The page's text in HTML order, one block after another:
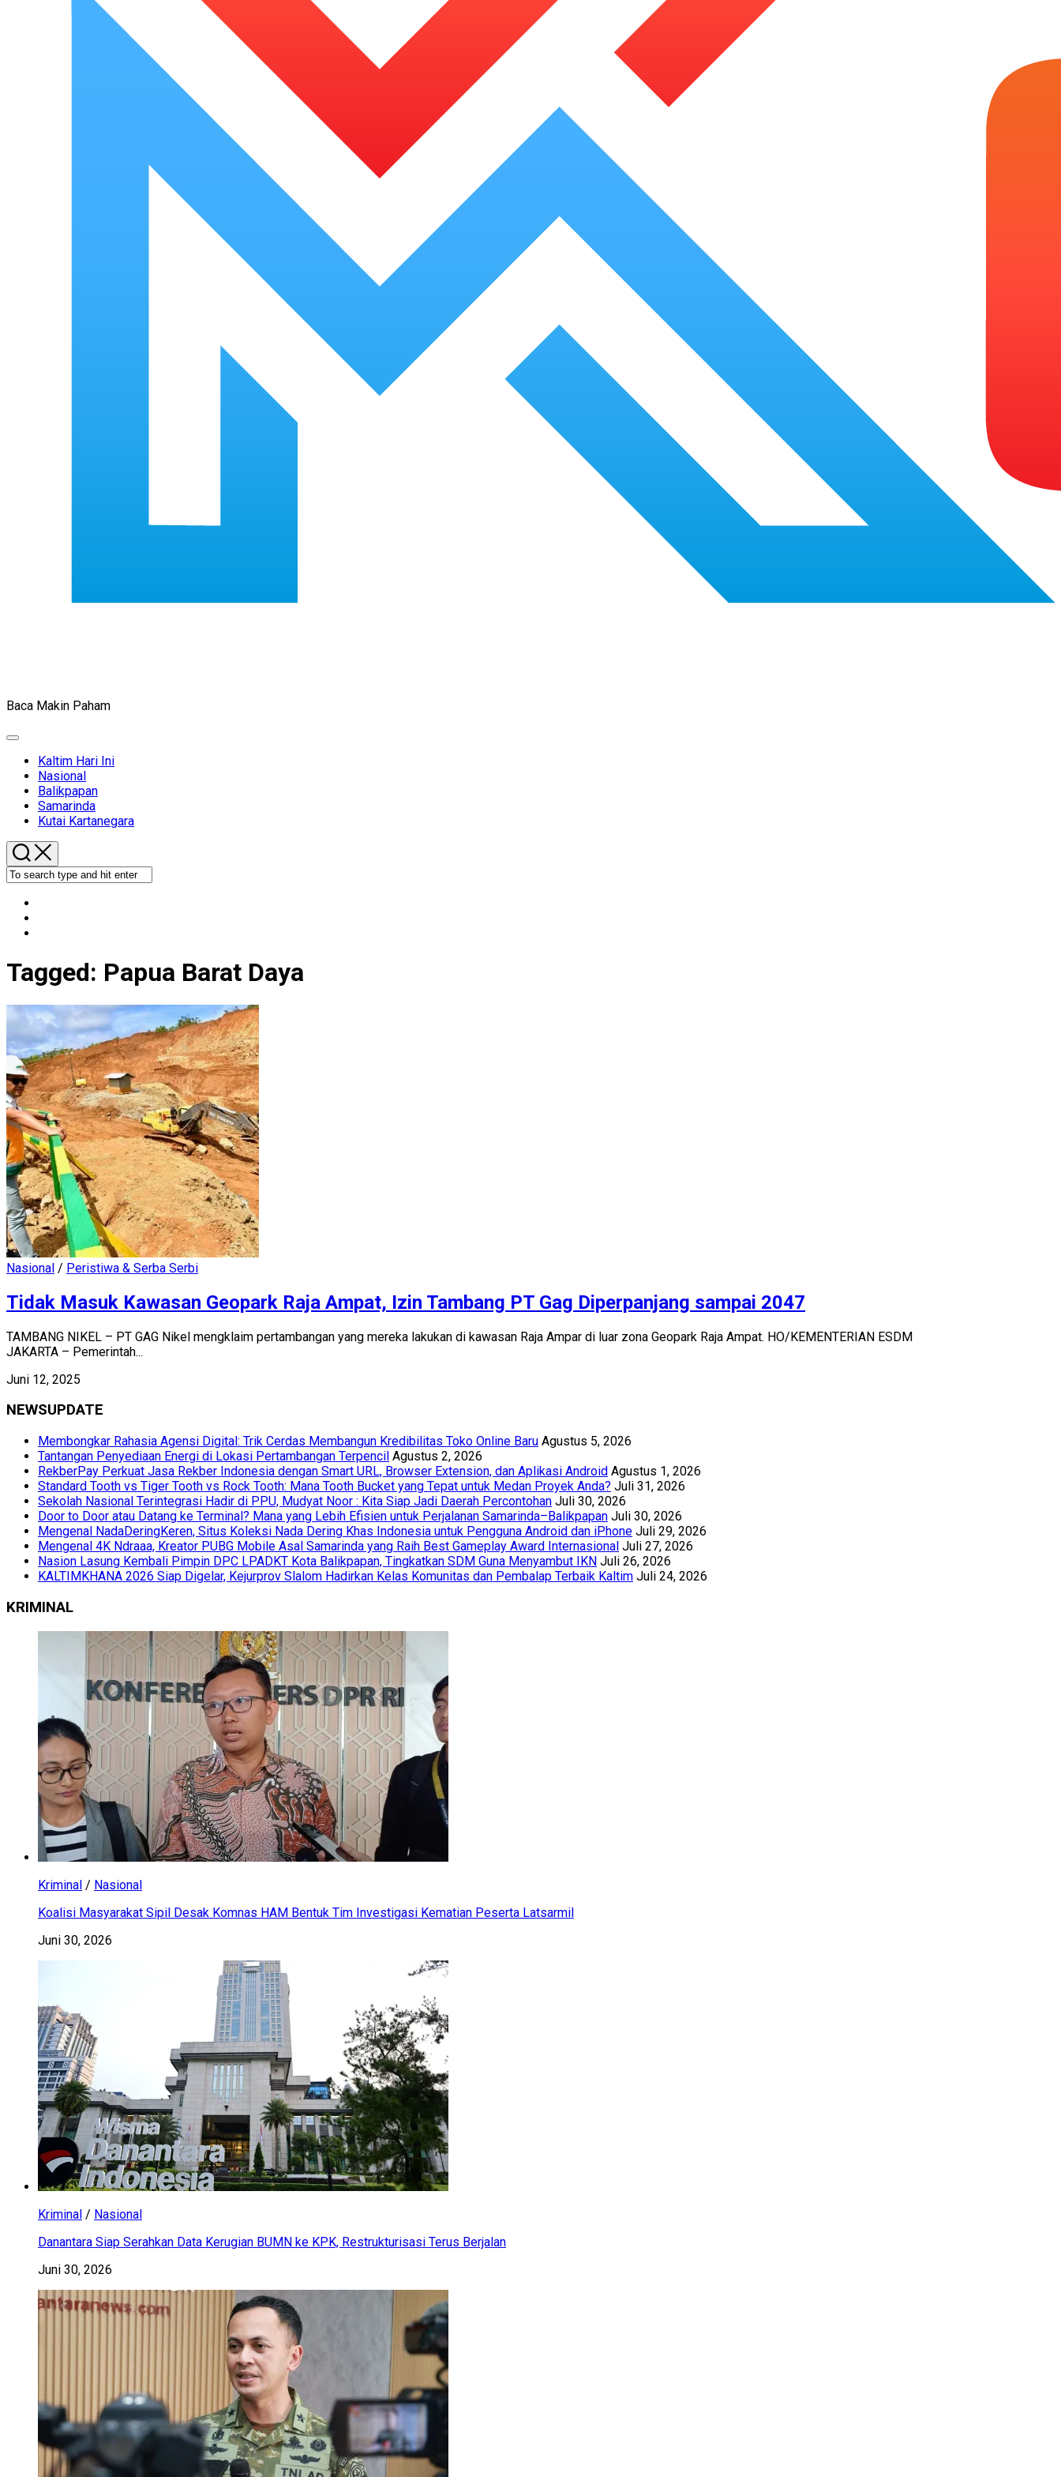
Baca Makin Paham
Expand
Kaltim Hari Ini
Nasional
Balikpapan
Samarinda
Kutai Kartanegara
Tagged: Papua Barat Daya
Nasional / Peristiwa & Serba Serbi
Tidak Masuk Kawasan Geopark Raja Ampat, Izin Tambang PT Gag Diperpanjang sampai 2047
TAMBANG NIKEL – PT GAG Nikel mengklaim pertambangan yang mereka lakukan di kawasan Raja Ampar di luar zona Geopark Raja Ampat. HO/KEMENTERIAN ESDM
JAKARTA – Pemerintah...
Juni 12, 2025
NEWSUPDATE
Membongkar Rahasia Agensi Digital: Trik Cerdas Membangun Kredibilitas Toko Online Baru Agustus 5, 2026
Tantangan Penyediaan Energi di Lokasi Pertambangan Terpencil Agustus 2, 2026
RekberPay Perkuat Jasa Rekber Indonesia dengan Smart URL, Browser Extension, dan Aplikasi Android Agustus 1, 2026
Standard Tooth vs Tiger Tooth vs Rock Tooth: Mana Tooth Bucket yang Tepat untuk Medan Proyek Anda? Juli 31, 2026
Sekolah Nasional Terintegrasi Hadir di PPU, Mudyat Noor : Kita Siap Jadi Daerah Percontohan Juli 30, 2026
Door to Door atau Datang ke Terminal? Mana yang Lebih Efisien untuk Perjalanan Samarinda–Balikpapan Juli 30, 2026
Mengenal NadaDeringKeren, Situs Koleksi Nada Dering Khas Indonesia untuk Pengguna Android dan iPhone Juli 29, 2026
Mengenal 4K Ndraaa, Kreator PUBG Mobile Asal Samarinda yang Raih Best Gameplay Award Internasional Juli 27, 2026
Nasion Lasung Kembali Pimpin DPC LPADKT Kota Balikpapan, Tingkatkan SDM Guna Menyambut IKN Juli 26, 2026
KALTIMKHANA 2026 Siap Digelar, Kejurprov Slalom Hadirkan Kelas Komunitas dan Pembalap Terbaik Kaltim Juli 24, 2026
KRIMINAL
Kriminal / Nasional
Koalisi Masyarakat Sipil Desak Komnas HAM Bentuk Tim Investigasi Kematian Peserta Latsarmil
Juni 30, 2026
Kriminal / Nasional
Danantara Siap Serahkan Data Kerugian BUMN ke KPK, Restrukturisasi Terus Berjalan
Juni 30, 2026